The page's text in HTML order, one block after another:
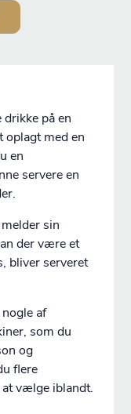
på en
oplagt med en
en
servere en
sin
der være et
bliver serveret
af
som du
og
flere
vælge iblandt.